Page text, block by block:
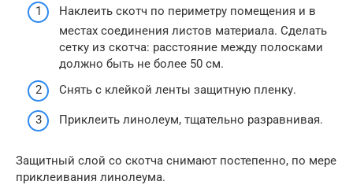
Наклеить скотч по периметру помещения и в
местах соединения листов материала. Сделать
сетку из скотча: расстояние между полосками
должно быть не более 50 см.
Снять с клейкой ленты защитную пленку.
Приклеить линолеум, тщательно разравнивая.
Защитный слой со скотча снимают постепенно, по мере
приклеивания линолеума.